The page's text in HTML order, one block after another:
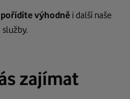
pořídíte výhodně i další naše
služby.
zajímat